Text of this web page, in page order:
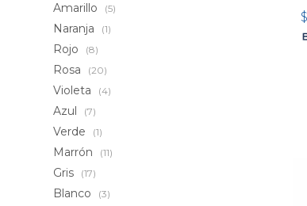
$
Amarillo (5)
Naranja (1)
Rojo (8)
Rosa (20)
Violeta (4)
Azul (7)
Verde (1)
Marrón (11)
Gris (17)
Blanco (3)